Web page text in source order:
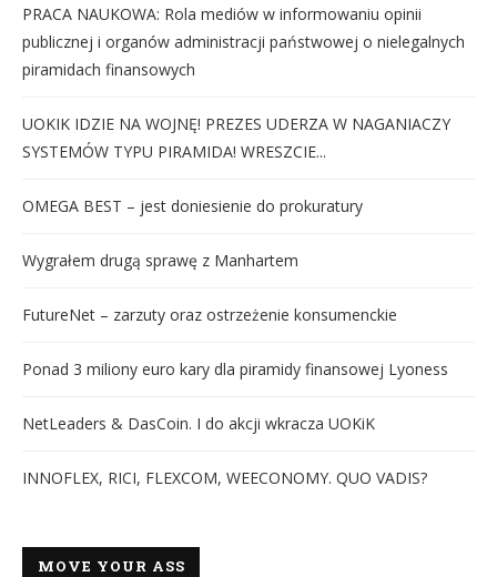
PRACA NAUKOWA: Rola mediów w informowaniu opinii
publicznej i organów administracji państwowej o nielegalnych
piramidach finansowych
UOKIK IDZIE NA WOJNĘ! PREZES UDERZA W NAGANIACZY
SYSTEMÓW TYPU PIRAMIDA! WRESZCIE...
OMEGA BEST – jest doniesienie do prokuratury
Wygrałem drugą sprawę z Manhartem
FutureNet – zarzuty oraz ostrzeżenie konsumenckie
Ponad 3 miliony euro kary dla piramidy finansowej Lyoness
NetLeaders & DasCoin. I do akcji wkracza UOKiK
INNOFLEX, RICI, FLEXCOM, WEECONOMY. QUO VADIS?
MOVE YOUR ASS